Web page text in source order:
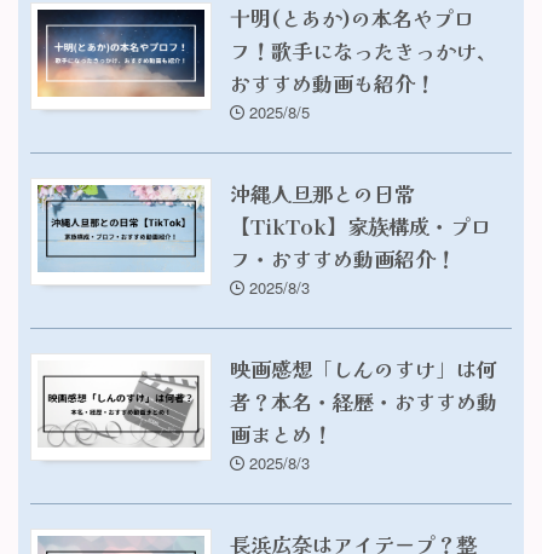
十明(とあか)の本名やプロ
フ！歌手になったきっかけ、
おすすめ動画も紹介！
2025/8/5
沖縄人旦那との日常
【TikTok】家族構成・プロ
フ・おすすめ動画紹介！
2025/8/3
映画感想「しんのすけ」は何
者？本名・経歴・おすすめ動
画まとめ！
2025/8/3
長浜広奈はアイテープ？整